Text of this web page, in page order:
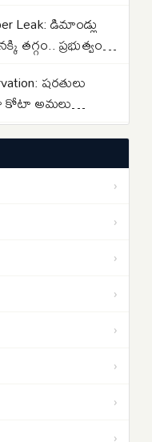
Leak: డిమాండ్లు
తగ్గం.. ప్రభుత్వంతో
షరతులు
కోటా అమలు
గాంధీ డిమాండ్
హోర్ముజ్ జలసంధిని
ట్రంప్ రాజీ
బయటపడదాం..
అధిపతి డాన్ కెయిన్
›
›
›
›
›
›
›